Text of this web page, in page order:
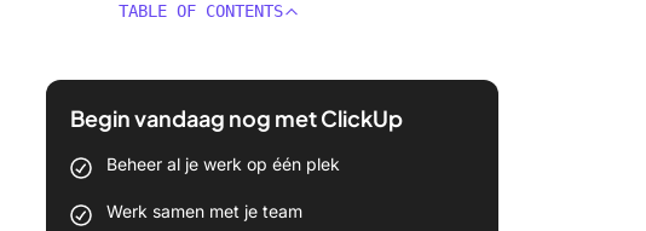
TABLE OF CONTENTS
Begin vandaag nog met ClickUp
Beheer al je werk op één plek
Werk samen met je team